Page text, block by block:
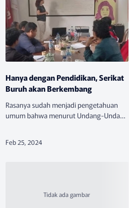
Hanya dengan Pendidikan, Serikat
Buruh akan Berkembang
Rasanya sudah menjadi pengetahuan
umum bahwa menurut Undang-Undang
Mentri Tenaga Kerja dan Transmigrasi